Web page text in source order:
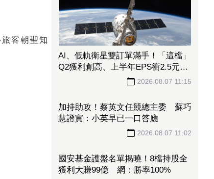
客朝聖知
郭書瑤剛過36歲生日「突拋重磅喜
訊」！街頭直擊穿緊身旗袍 辣秀大
片美背
2026.08.07 11:18
AI、低軌衛星雙訂單滿手！「這檔」
Q2獲利創高、上半年EPS衝2.5元